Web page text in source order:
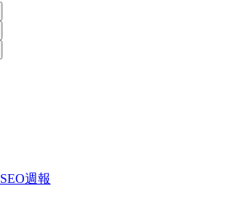
SEO週報